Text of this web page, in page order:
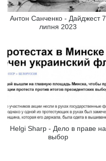
Антон Санченко - Дайджест 7
липня 2023
Helgi Sharp - Дело в праве на
выбор